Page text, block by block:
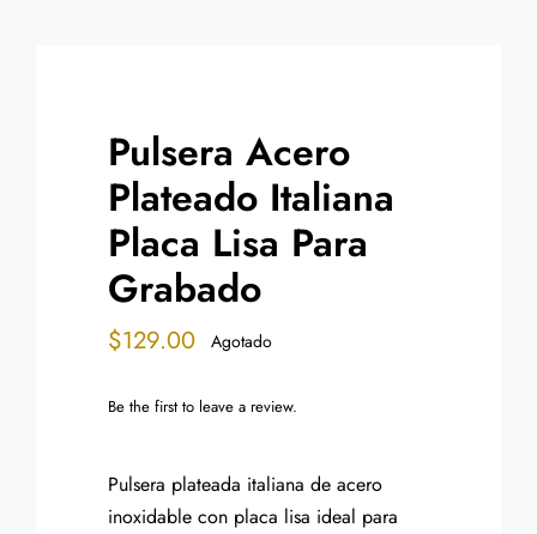
Pulsera Acero
Plateado Italiana
Placa Lisa Para
Grabado
$129.00 Agotado
Be the first to leave a review.
Pulsera plateada italiana de acero
inoxidable con placa lisa ideal para